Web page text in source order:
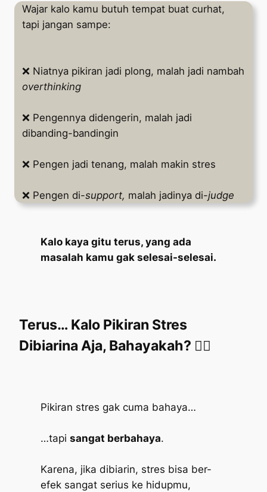
Wajar kalo kamu butuh tempat buat curhat,
tapi jangan sampe:
❌ Niatnya pikiran jadi plong, malah jadi nambah
overthinking
❌ Pengennya didengerin, malah jadi
dibanding-bandingin
❌ Pengen jadi tenang, malah makin stres
❌ Pengen di-support, malah jadinya di-judge
Kalo kaya gitu terus, yang ada
masalah kamu gak selesai-selesai.
Terus… Kalo Pikiran Stres
Dibiarina Aja, Bahayakah? 😵‍💫
Pikiran stres gak cuma bahaya…
…tapi sangat berbahaya.
Karena, jika dibiarin, stres bisa ber-
efek sangat serius ke hidupmu,